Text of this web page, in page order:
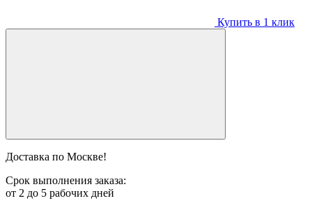
Купить в 1 клик
Доставка по Москве!
Срок выполнения заказа:
от 2 до 5 рабочих дней